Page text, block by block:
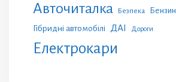
Авточиталка Безпека Бензин
Гібридні автомобілі ДАІ Дороги
Електрокари